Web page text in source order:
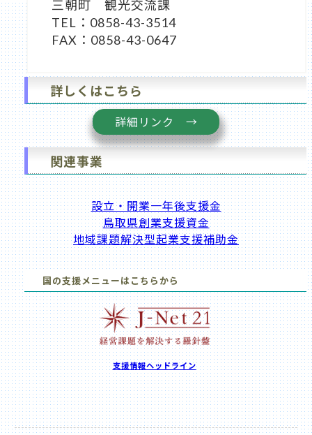
三朝町 観光交流課
TEL：0858-43-3514
FAX：0858-43-0647
詳しくはこちら
詳細リンク →
関連事業
設立・開業一年後支援金
鳥取県創業支援資金
地域課題解決型起業支援補助金
国の支援メニューはこちらから
支援情報ヘッドライン